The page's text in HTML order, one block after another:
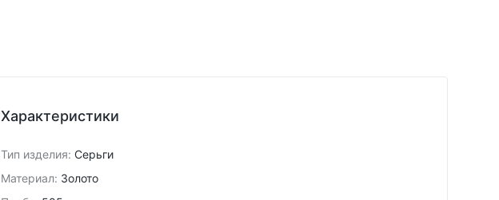
Характеристики
Тип изделия: Серьги
Материал: Золото